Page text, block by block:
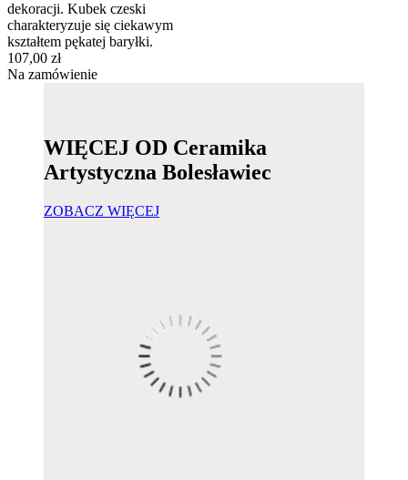
dekoracji. Kubek czeski
charakteryzuje się ciekawym
kształtem pękatej baryłki.
107,00 zł
Na zamówienie
WIĘCEJ OD Ceramika
Artystyczna Bolesławiec
ZOBACZ WIĘCEJ